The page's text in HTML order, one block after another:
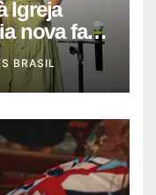
Igreja
nova fase
BRASIL